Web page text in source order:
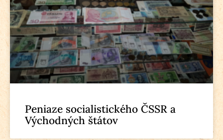
Peniaze socialistického ČSSR a
Východných štátov